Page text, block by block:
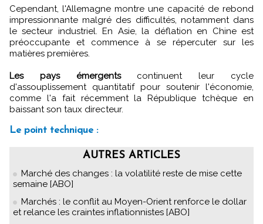
Cependant, l'Allemagne montre une capacité de rebond
impressionnante malgré des difficultés, notamment dans
le secteur industriel. En Asie, la déflation en Chine est
préoccupante et commence à se répercuter sur les
matières premières.
Les pays émergentscontinuent leur cycle
d'assouplissement quantitatif pour soutenir l'économie,
comme l'a fait récemment la République tchèque en
baissant son taux directeur.
Le point technique :
AUTRES ARTICLES
Marché des changes : la volatilité reste de mise cette
semaine [ABO]
Marchés : le conflit au Moyen-Orient renforce le dollar
et relance les craintes inflationnistes [ABO]